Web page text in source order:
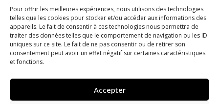
Pour offrir les meilleures expériences, nous utilisons des technologies
telles que les cookies pour stocker et/ou accéder aux informations des
appareils. Le fait de consentir à ces technologies nous permettra de
traiter des données telles que le comportement de navigation ou les ID
uniques sur ce site. Le fait de ne pas consentir ou de retirer son
consentement peut avoir un effet négatif sur certaines caractéristiques
et fonctions.
Accepter
Contact
Ouest Médias
Nous suivre
Contactez-nous
phototheque@ouestmedias.com
Tél : 06 78 42 08 35
Demander l'accès à la photothèque